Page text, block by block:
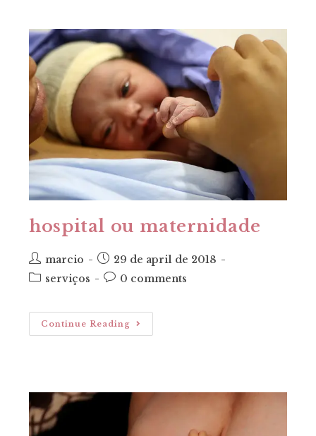
hospital ou maternidade
post
author:
marcio
post
published:
29 de april de 2018
postserviços
post0 comments
Continue Reading Hospital
Ou